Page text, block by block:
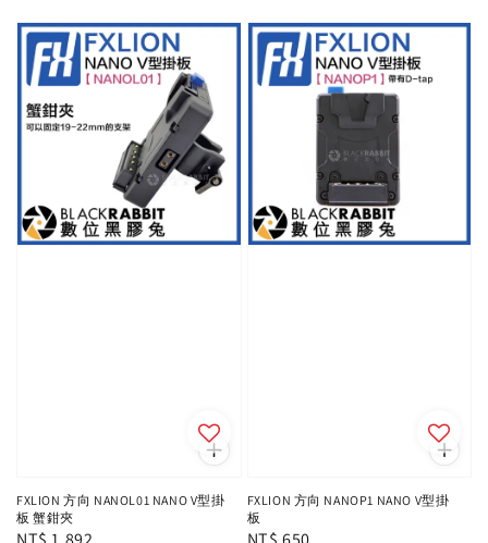
FXLION 方向 NANOL01 NANO V型掛
板 蟹鉗夾
FXLION 方向 NANOP1 NANO V型掛
板